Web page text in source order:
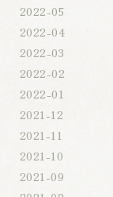
2022-05
2022-04
2022-03
2022-02
2022-01
2021-12
2021-11
2021-10
2021-09